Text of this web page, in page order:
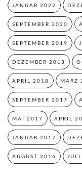
JANUAR 2022
SEPTEMBER 2020
SEPTEMBER 2019
DEZEMBER 2018
APRIL 2018 MÄRZ
SEPTEMBER 2017
MAI 2017 APRIL
JANUAR 2017
AUGUST 2016